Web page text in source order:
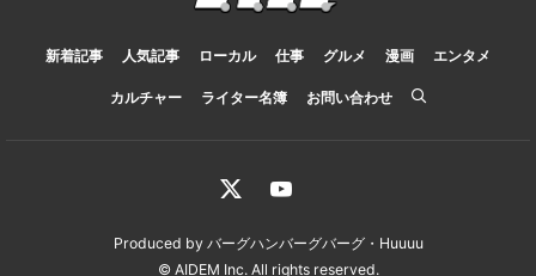
新着記事 人気記事 ローカル 仕事 グルメ 漫画 エンタメ
カルチャー ライター名簿 お問い合わせ
Produced by バーグハンバーグバーグ・ Huuuu
© AIDEM Inc.All rights reserved.